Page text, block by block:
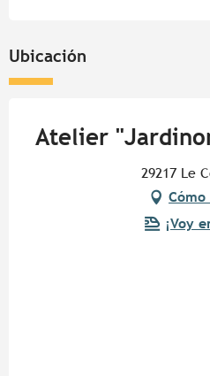
Ubicación
Atelier
29217 Le
¡Voy